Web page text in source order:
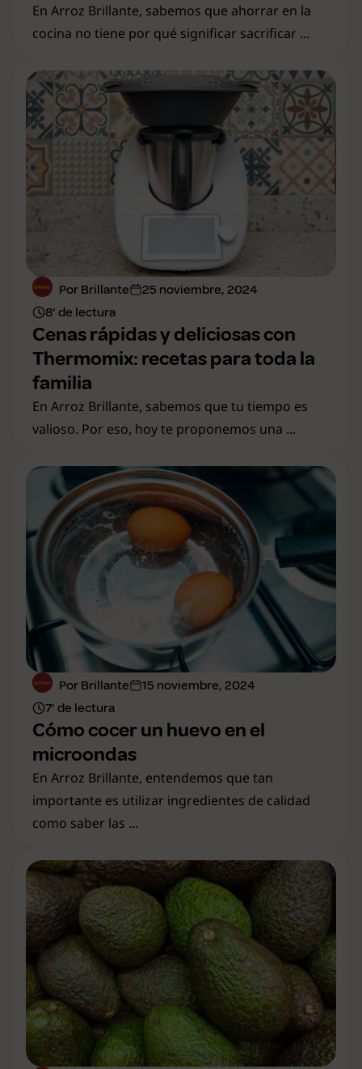
En Arroz Brillante, sabemos que ahorrar en la
cocina no tiene por qué significar sacrificar ...
Por Brillante
25 noviembre, 2024
8' de lectura
Cenas rápidas y deliciosas con
Thermomix: recetas para toda la
familia
En Arroz Brillante, sabemos que tu tiempo es
valioso. Por eso, hoy te proponemos una ...
Por Brillante
15 noviembre, 2024
7' de lectura
Cómo cocer un huevo en el
microondas
En Arroz Brillante, entendemos que tan
importante es utilizar ingredientes de calidad
como saber las ...